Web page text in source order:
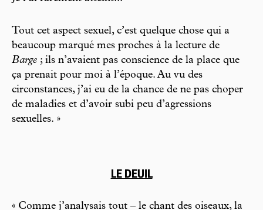
Tout cet aspect sexuel, c’est quelque chose qui a
beaucoup marqué mes proches à la lecture de
Barge ; ils n’avaient pas conscience de la place que
ça prenait pour moi à l’époque. Au vu des
circonstances, j’ai eu de la chance de ne pas choper
de maladies et d’avoir subi peu d’agressions
sexuelles. »
LE DEUIL
« Comme j’analysais tout – le chant des oiseaux, la